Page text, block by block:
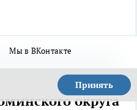
Мы в ВКонтакте
Принять
округа